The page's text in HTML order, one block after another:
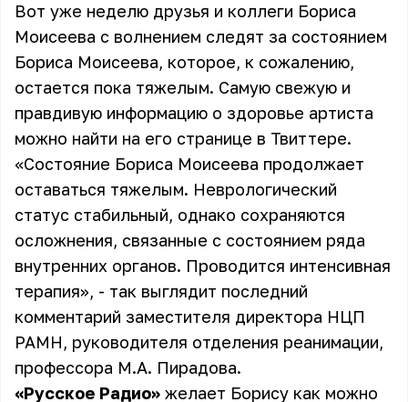
Вот уже неделю друзья и коллеги Бориса
Моисеева с волнением следят за состоянием
Бориса Моисеева, которое, к сожалению,
остается пока тяжелым. Самую свежую и
правдивую информацию о здоровье артиста
можно найти на его странице в Твиттере.
«Состояние Бориса Моисеева продолжает
оставаться тяжелым. Неврологический
статус стабильный, однако сохраняются
осложнения, связанные с состоянием ряда
внутренних органов. Проводится интенсивная
терапия», - так выглядит последний
комментарий заместителя директора НЦП
РАМН, руководителя отделения реанимации,
профессора М.А. Пирадова.
«Русское Радио» желает Борису как можно